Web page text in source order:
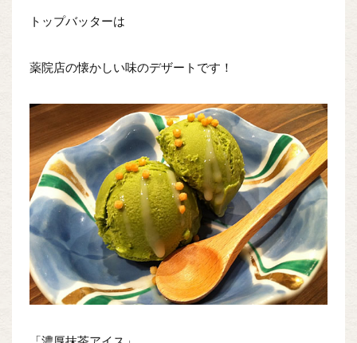
トップバッターは
薬院店の懐かしい味のデザートです！